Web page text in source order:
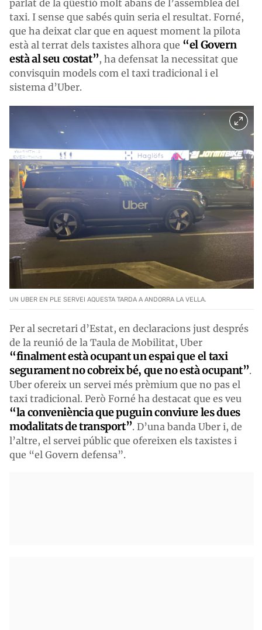
parlat de la qüestió molt abans de l’assemblea del
taxi. I sense que sabés quin seria el resultat. Forné,
que ha deixat clar que en aquest moment la pilota
està al terrat dels taxistes alhora que “el Govern
està al seu costat”, ha defensat la necessitat que
convisquin models com el taxi tradicional i el
sistema d’Uber.
UN UBER EN PLE SERVEI AQUESTA TARDA A ANDORRA LA VELLA.
Per al secretari d’Estat, en declaracions just després
de la reunió de la Taula de Mobilitat, Uber
“finalment està ocupant un espai que el taxi
segurament no cobreix bé, que no està ocupant”.
Uber ofereix un servei més prèmium que no pas el
taxi tradicional. Però Forné ha destacat que es veu
“la conveniència que puguin conviure les dues
modalitats de transport”. D’una banda Uber i, de
l’altre, el servei públic que ofereixen els taxistes i
que “el Govern defensa”.